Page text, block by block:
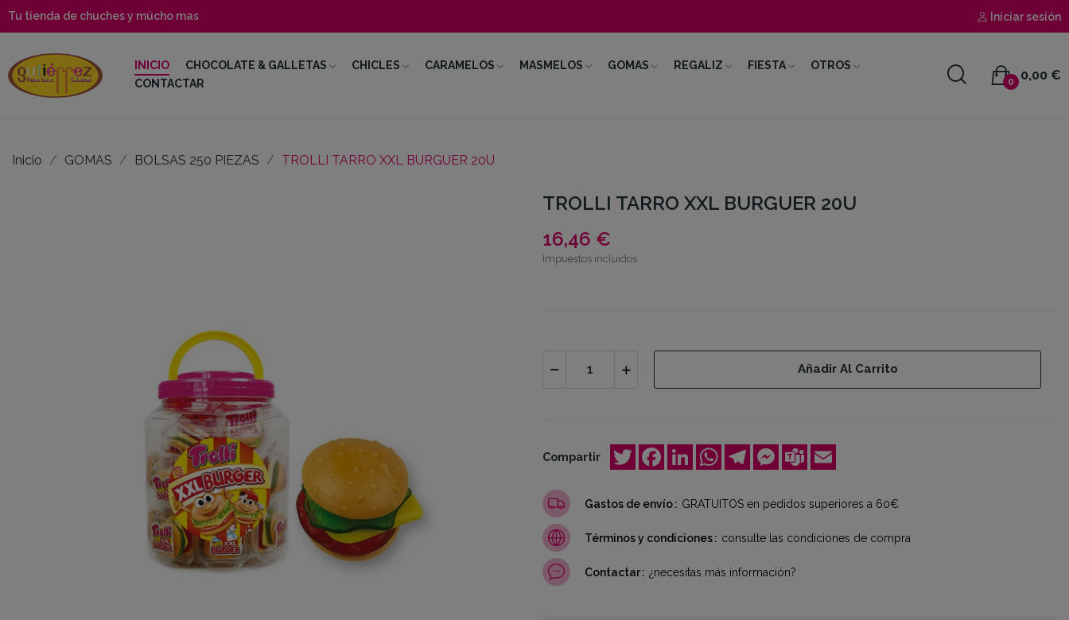
Tu tienda de chuches y múcho mas Iniciar sesión
INICIO CHOCOLATE & GALLETAS CHICLES CARAMELOS MASMELOS GOMAS REGALIZ FIESTA
OTROS
CONTACTAR
0,00 €
0
Inicio GOMAS BOLSAS 250 PIEZAS TROLLI TARRO XXL BURGUER 20U
TROLLI TARRO XXL BURGUER 20U
16,46 €
Impuestos incluidos
Añadir Al Carrito
Compartir TwitterFacebookLinkedInWhatsAppTelegramMessenger
Teams
Gastos de envío GRATUITOS en pedidos superiores a 60€
Términos y condiciones consulte las condiciones de compra
Contactar ¿necesitas más información?